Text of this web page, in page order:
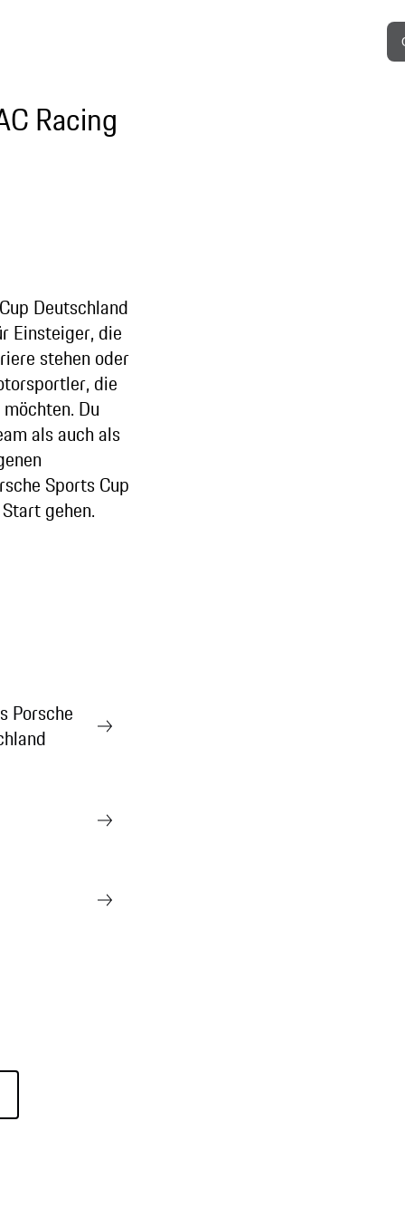
Racing
Deutschland
Einsteiger, die
stehen oder
die
Du
als auch als
Sports Cup
gehen.
Porsche